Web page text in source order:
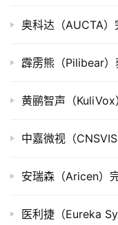
奥科达（AUCTA）
霹雳熊（Pilibear
黄鹂智声（
中嘉微视（
安瑞森（Aricen）
医利捷（Eureka